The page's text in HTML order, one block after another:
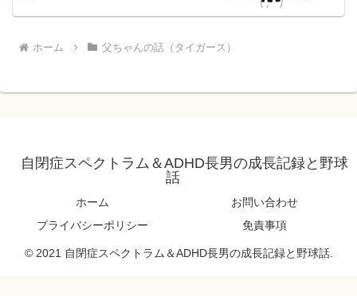
ホーム 父ちゃんの話（タイガース）
自閉症スペクトラム＆ADHD長男の成長記録と野球
話
ホーム
お問い合わせ
プライバシーポリシー
免責事項
© 2021 自閉症スペクトラム＆ADHD長男の成長記録と野球話.